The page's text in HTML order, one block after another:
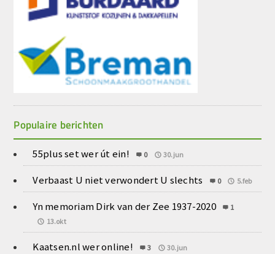
Populaire berichten
55plus set wer út ein! 0 30.jun
Verbaast U niet verwondert U slechts 0 5.feb
Yn memoriam Dirk van der Zee 1937-2020
1
13.okt
Kaatsen.nl wer online! 3 30.jun